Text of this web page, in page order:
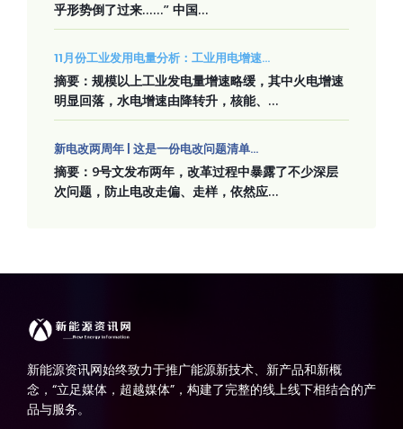
乎形势倒了过来……” 中国...
11月份工业发用电量分析：工业用电增速...
摘要：规模以上工业发电量增速略缓，其中火电增速
明显回落，水电增速由降转升，核能、...
新电改两周年 | 这是一份电改问题清单...
摘要：9号文发布两年，改革过程中暴露了不少深层
次问题，防止电改走偏、走样，依然应...
新能源资讯网始终致力于推广能源新技术、新产品和新概
念，“立足媒体，超越媒体”，构建了完整的线上线下相结合的产
品与服务。